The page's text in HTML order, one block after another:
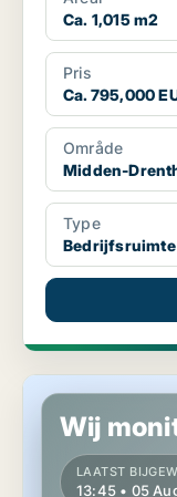
Ca. 1,015 m2
Pris
Ca. 795,000
Område
Midden-
Type
Bedrijfsruimte
Commercial
Wij
LAATST
13:45 • 05